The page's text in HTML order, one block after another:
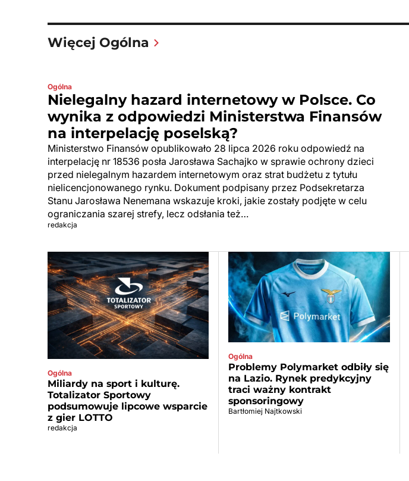
Więcej Ogólna
Ogólna
Nielegalny hazard internetowy w Polsce. Co
wynika z odpowiedzi Ministerstwa Finansów
na interpelację poselską?
Ministerstwo Finansów opublikowało 28 lipca 2026 roku odpowiedź na
interpelację nr 18536 posła Jarosława Sachajko w sprawie ochrony dzieci
przed nielegalnym hazardem internetowym oraz strat budżetu z tytułu
nielicencjonowanego rynku. Dokument podpisany przez Podsekretarza
Stanu Jarosława Nenemana wskazuje kroki, jakie zostały podjęte w celu
ograniczania szarej strefy, lecz odsłania też…
redakcja
Ogólna
Miliardy na sport i kulturę.
Totalizator Sportowy
podsumowuje lipcowe wsparcie
z gier LOTTO
redakcja
Ogólna
Problemy Polymarket odbiły się
na Lazio. Rynek predykcyjny
traci ważny kontrakt
sponsoringowy
Bartłomiej Najtkowski